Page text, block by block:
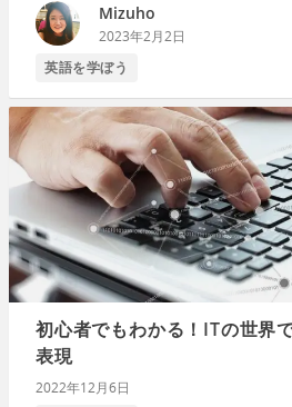
Mizuho
2023年2月2日
英語を学ぼう
初心者でもわかる！ITの世界
表現
2022年12月6日